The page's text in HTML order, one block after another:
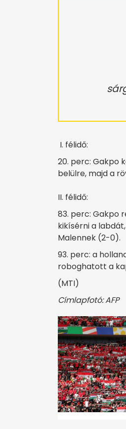
I. félidő:
20. perc: Gakpo
belülre, majd a
II. félidő:
83. perc: Gakpo
kikísérni a
Malennek (2-0).
93. perc: a
roboghatott a
(MTI)
Címlapfotó: AFP